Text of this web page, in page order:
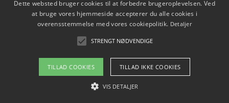
Om / kontakt
Blog Betingelser
Dette websted bruger cookies til at forbedre brugeroplevelsen. Ved
at bruge vores hjemmeside accepterer du alle cookies i
overensstemmelse med vores cookiepolitik. Detaljer
STRENGT NØDVENDIGE
TILLAD COOKIES TILLAD IKKE COOKIES
VIS DETALJER